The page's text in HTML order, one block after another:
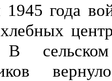
года
В